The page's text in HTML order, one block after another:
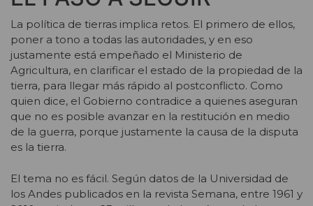
La política de tierras implica retos. El primero de ellos,
poner a tono a todas las autoridades, y en eso
justamente está empeñado el Ministerio de
Agricultura, en clarificar el estado de la propiedad de la
tierra, para llegar más rápido al postconflicto. Como
quien dice, el Gobierno contradice a quienes aseguran
que no es posible avanzar en la restitución en medio
de la guerra, porque justamente la causa de la disputa
es la tierra.
El tema no es fácil. Según datos de la Universidad de
los Andes publicados en la revista Semana, entre 1961 y